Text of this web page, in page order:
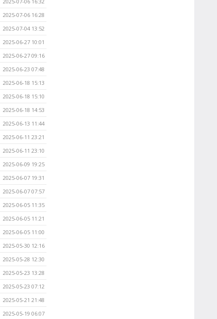
2025-07-06 16:28
2025-07-04 13:52
2025-06-27 10:01
2025-06-27 09:16
2025-06-23 07:48
2025-06-18 15:13
2025-06-18 15:10
2025-06-18 14:53
2025-06-13 11:44
2025-06-11 23:21
2025-06-11 23:10
2025-06-09 19:25
2025-06-07 19:31
2025-06-07 07:57
2025-06-05 11:35
2025-06-05 11:21
2025-06-05 11:00
2025-05-30 12:16
2025-05-28 12:30
2025-05-23 13:28
2025-05-23 07:12
2025-05-21 21:48
2025-05-19 06:07